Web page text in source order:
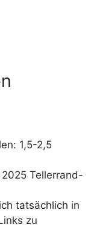
1,5-2,5
Tellerrand-
tatsächlich in
zu